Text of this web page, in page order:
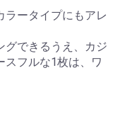
ラータイプにもアレ
グできるうえ、カジ
スフルな1枚は、ワ